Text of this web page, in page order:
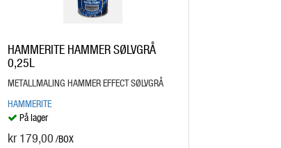
HAMMERITE HAMMER SØLVGRÅ
0,25L
METALLMALING HAMMER EFFECT SØLVGRÅ
HAMMERITE
På lager
kr 179,00 /BOX